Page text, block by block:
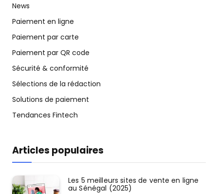
News
Paiement en ligne
Paiement par carte
Paiement par QR code
Sécurité & conformité
Sélections de la rédaction
Solutions de paiement
Tendances Fintech
Articles populaires
Les 5 meilleurs sites de vente en ligne
au Sénégal (2025)